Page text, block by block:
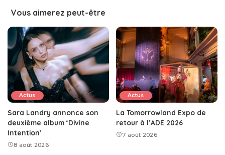
Vous aimerez peut-être
Actus
Sara Landry annonce son
deuxième album ‘Divine
Intention’
8 août 2026
Actus
La Tomorrowland Expo de
retour à l’ADE 2026
7 août 2026